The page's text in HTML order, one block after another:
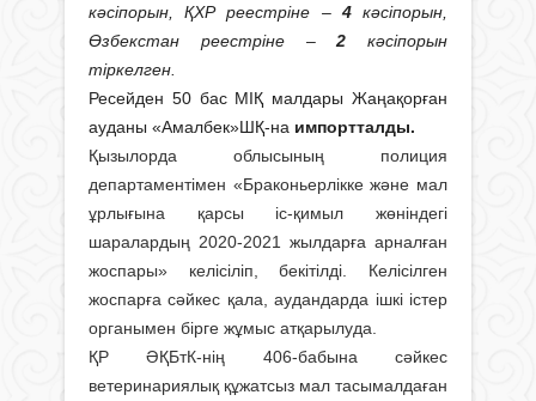
кәсіпорын, ҚХР реестріне – 4кәсіпорын,
Өзбекстан реестріне –2 кәсіпорын
тіркелген.
Ресейден 50 бас МІҚ малдары Жаңақорған
ауданы «Амалбек»ШҚ-на импортталды.
Қызылорда облысының полиция
департаментімен «Браконьерлікке және мал
ұрлығына қарсы іс-қимыл жөніндегі
шаралардың 2020-2021 жылдарға арналған
жоспары» келісіліп, бекітілді. Келісілген
жоспарға сәйкес қала, аудандарда ішкі істер
органымен бірге жұмыс атқарылуда.
ҚР ӘҚБтК-нің 406-бабына сәйкес
ветеринариялық құжатсыз мал тасымалдаған